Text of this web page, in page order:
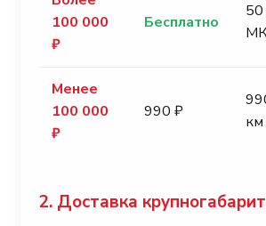
100 000
₽
Бесплатно
Менее
100 000
₽
990 ₽
2. Доставка